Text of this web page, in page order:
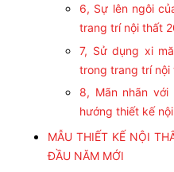
6, Sự lên ngôi
trang trí nội thất
7, Sử dụng xi
trong trang trí nội
8, Mãn nhãn với
hướng thiết kế
MẪU THIẾT KẾ NỘI
ĐẦU NĂM MỚI